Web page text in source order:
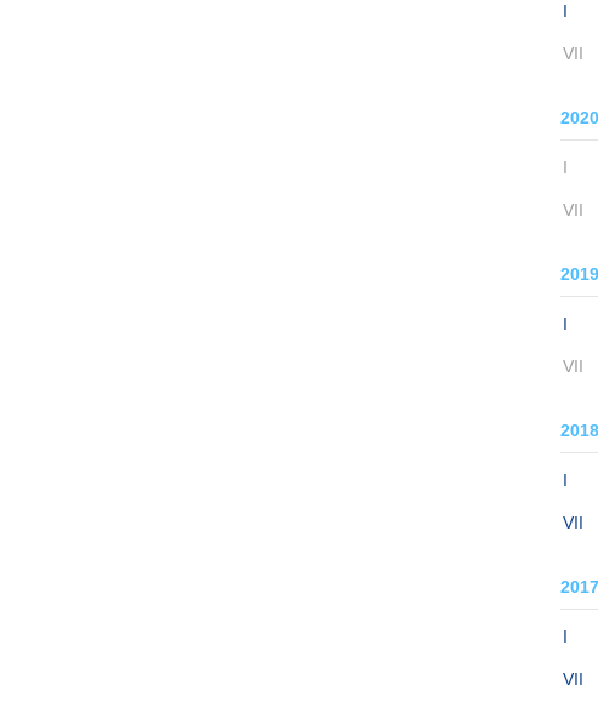
I
VII
2020
I
VII
2019
I
VII
2018
I
VII
2017
I
VII